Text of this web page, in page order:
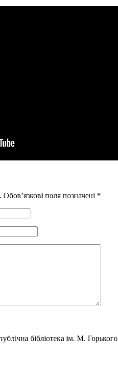
поля позначені *
бібліотека ім. М. Горького